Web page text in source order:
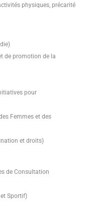
physiques, précarité
de promotion de la
pour
Femmes et des
et droits)
de Consultation
Sportif)